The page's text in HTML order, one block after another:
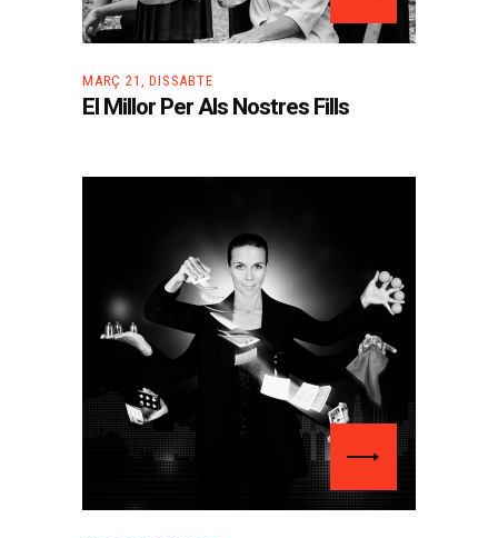
MARÇ 21, DISSABTE
El Millor Per Als Nostres Fills